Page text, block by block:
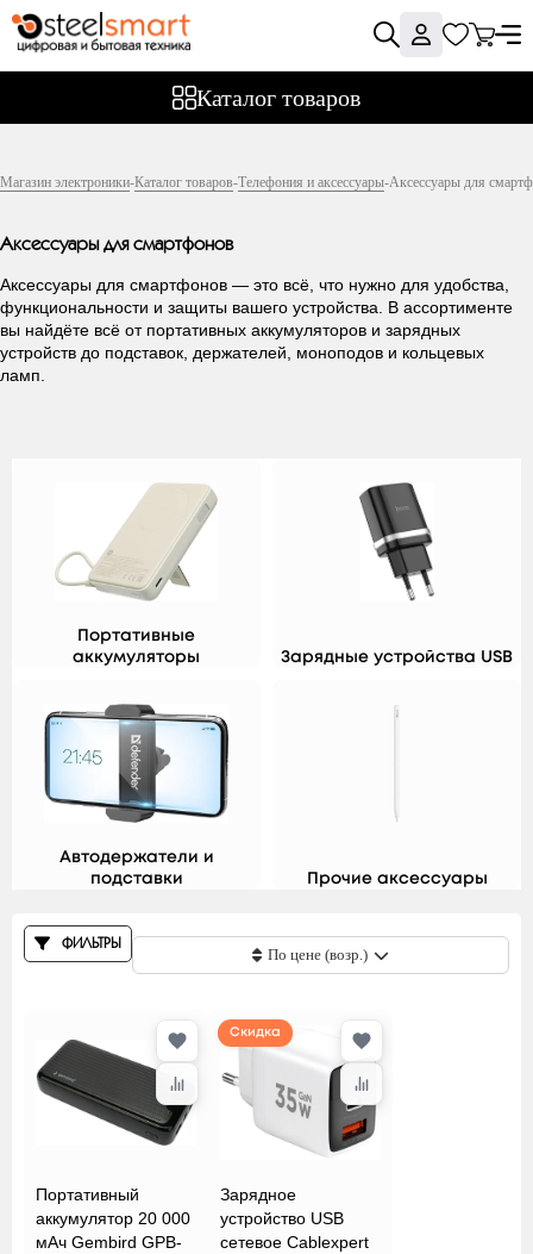
Каталог товаров
Магазин электроники-Каталог товаров-Телефония и аксессуары-Аксессуары для
Аксессуары для смартфонов
Аксессуары для смартфонов — это всё, что нужно для удобства,
функциональности и защиты вашего устройства. В ассортименте
вы найдёте всё от портативных аккумуляторов и зарядных
устройств до подставок, держателей, моноподов и кольцевых
ламп.
Портативные
аккумуляторы
Зарядные устройства USB
Автодержатели и
подставки
Прочие аксессуары
ФИЛЬТРЫ
Фильтры
Портативные
аккумуляторы
Прочие аксессуары
Производитель
Сбросить Применить
По цене (возр.)
Портативный
аккумулятор 20 000
мАч Gembird GPB-
Скидка
Зарядное
устройство USB
сетевое Cablexpert